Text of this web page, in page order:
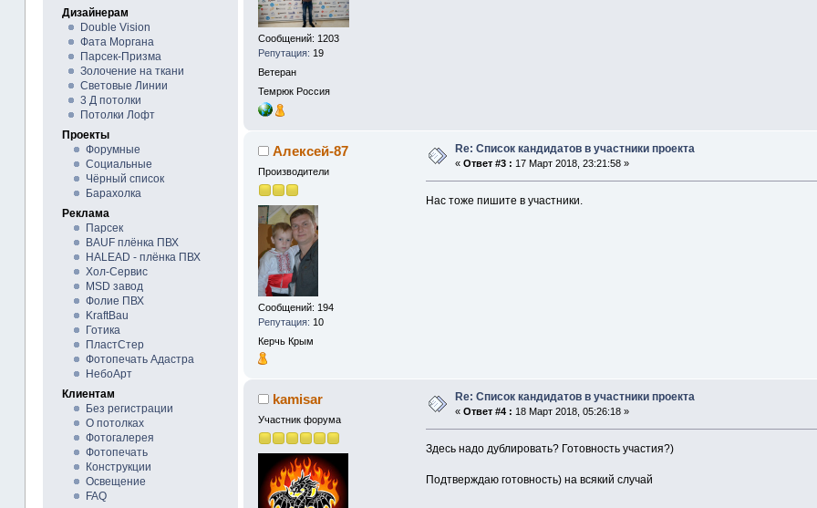
Дизайнерам
Double Vision
Фата Моргана
Парсек-Призма
Золочение на ткани
Световые Линии
3 Д потолки
Потолки Лофт
Проекты
Форумные
Социальные
Чёрный список
Барахолка
Реклама
Парсек
BAUF плёнка ПВХ
HALEAD - плёнка ПВХ
Хол-Сервис
MSD завод
Фолие ПВХ
KraftBau
Готика
ПластСтер
Фотопечать Адастра
НебоАрт
Клиентам
Без регистрации
О потолках
Фотогалерея
Фотопечать
Конструкции
Освещение
FAQ
Сообщений: 1203
Репутация: 19
Ветеран
Темрюк Россия
Алексей-87
Производители
Сообщений: 194
Репутация: 10
Керчь Крым
Re: Список кандидатов в участники проекта
« Ответ #3 : 17 Март 2018, 23:21:58 »
Нас тоже пишите в участники.
kamisar
Участник форума
Re: Список кандидатов в участники проекта
« Ответ #4 : 18 Март 2018, 05:26:18 »
Здесь надо дублировать? Готовность участия?)
Подтверждаю готовность) на всякий случай